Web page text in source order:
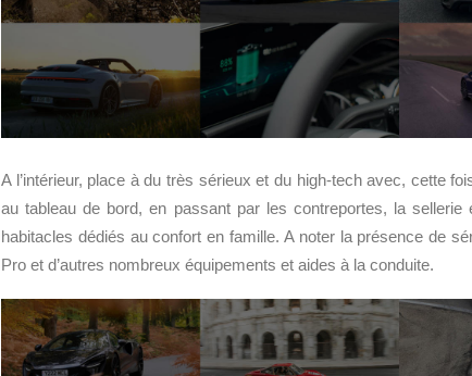
A l’intérieur, place à du très sérieux et du high-tech avec, cette
au tableau de bord, en passant par les contreportes, la sellerie
habitacles dédiés au confort en famille. A noter la présence de
Pro et d’autres nombreux équipements et aides à la conduite.